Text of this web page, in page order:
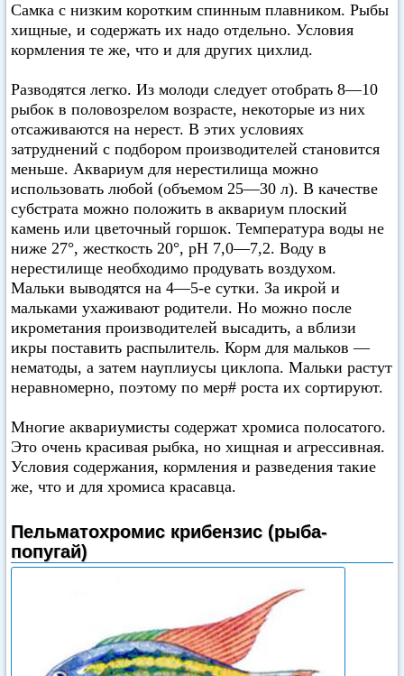
Самка с низким коротким спинным плавником. Рыбы
хищные, и содержать их надо отдельно. Условия
кормления те же, что и для других цихлид.
Разводятся легко. Из молоди следует отобрать 8—10
рыбок в половозрелом возрасте, некоторые из них
отсаживаются на нерест. В этих условиях
затруднений с подбором производителей становится
меньше. Аквариум для нерестилища можно
использовать любой (объемом 25—30 л). В качестве
субстрата можно положить в аквариум плоский
камень или цветочный горшок. Температура воды не
ниже 27°, жесткость 20°, pH 7,0—7,2. Воду в
нерестилище необходимо продувать воздухом.
Мальки выводятся на 4—5-е сутки. За икрой и
мальками ухаживают родители. Но можно после
икрометания производителей высадить, а вблизи
икры поставить распылитель. Корм для мальков —
нематоды, а затем науплиусы циклопа. Мальки растут
неравномерно, поэтому по мер# роста их сортируют.
Многие аквариумисты содержат хромиса полосатого.
Это очень красивая рыбка, но хищная и агрессивная.
Условия содержания, кормления и разведения такие
же, что и для хромиса красавца.
Пельматохромис крибензис (рыба-
попугай)